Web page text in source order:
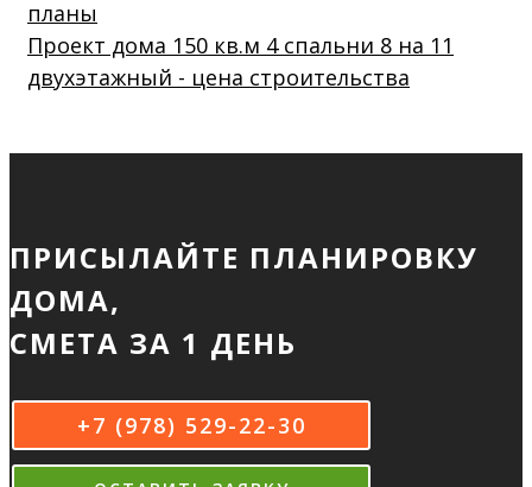
Проект дома 150 кв.м 4 спальни 8 на 11
двухэтажный - цена строительства
ПРИСЫЛАЙТЕ ПЛАНИРОВКУ
ДОМА,
СМЕТА ЗА 1 ДЕНЬ
+7 (978) 529-22-30